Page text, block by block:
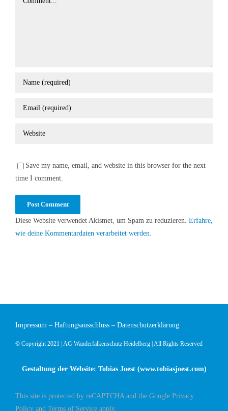
Save my name, email, and website in this browser for the next
time I comment.
Diese Website verwendet Akismet, um Spam zu reduzieren. Erfahre,
wie deine Kommentardaten verarbeitet werden.
Impressum – Haftungsausschluss – Datenschutzerklärung
© Copyright 2021 | AG Wanderfalkenschutz Heidelberg | All Rights Reserved
Gestaltung der Website: Tobias Joest (www.tobiasjoest.com)
This site is protected by reCAPTCHA and the Google Privacy
Policy and Terms of Service apply.